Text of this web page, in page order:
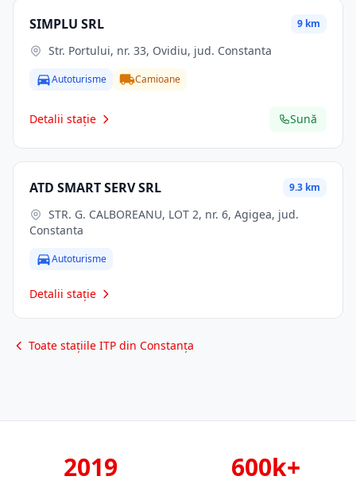
SIMPLU SRL 9 km
Str. Portului, nr. 33, Ovidiu, jud. Constanta
Autoturisme Camioane
Detalii stație Sună
ATD SMART SERV SRL 9.3 km
Constanta
Autoturisme
Detalii stație
Toate stațiile ITP din Constanța
2019 600k+